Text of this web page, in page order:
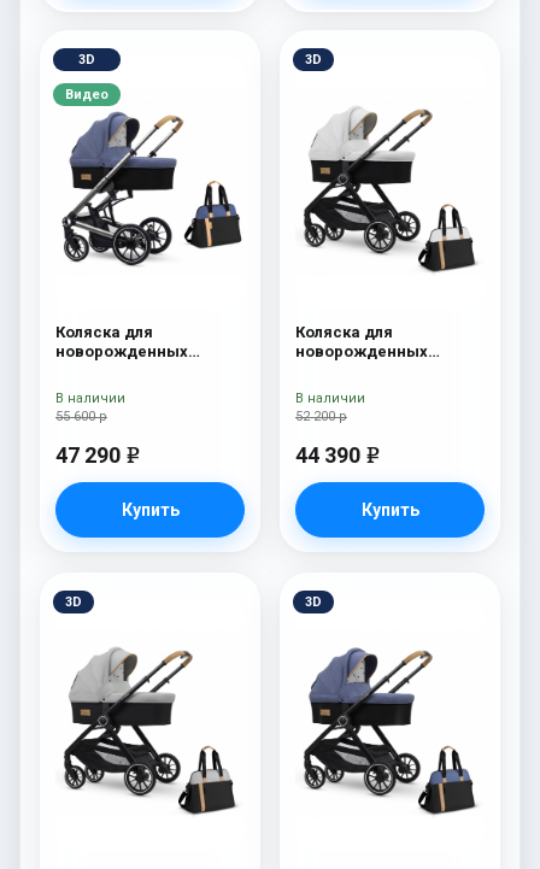
3D
Видео
Коляска для
новорожденных
Denim
55 600 р
47 290 e
Купить
В наличии
3D
Коляска для
новорожденных
сумка Sahara
52 200 р
44 390 e
Купить
В наличии
3D 3D